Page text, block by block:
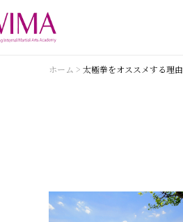
ホーム > 太極拳をオススメする理由